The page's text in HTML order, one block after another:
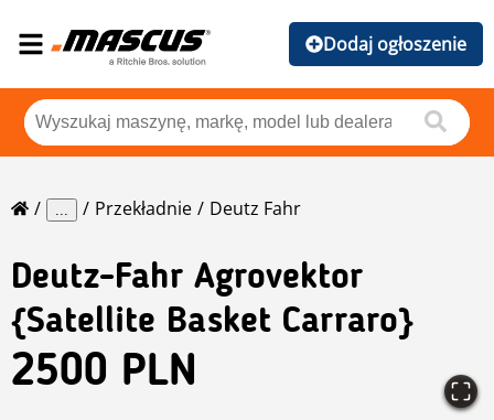
Dodaj ogłoszenie
... Przekładnie Deutz Fahr
Deutz-Fahr Agrovektor
{satellite Basket Carraro}
2500 PLN